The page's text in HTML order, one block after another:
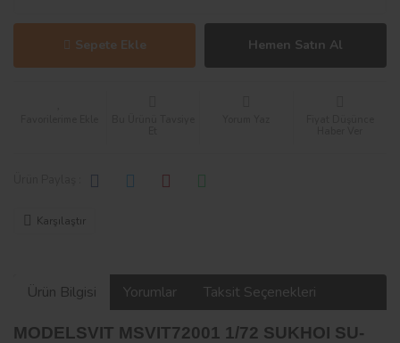
Sepete Ekle Hemen Satın Al
Karşılaştır
Ürün Bilgisi Yorumlar Taksit Seçenekleri
MODELSVIT MSVIT72001 1/72 SUKHOI SU-